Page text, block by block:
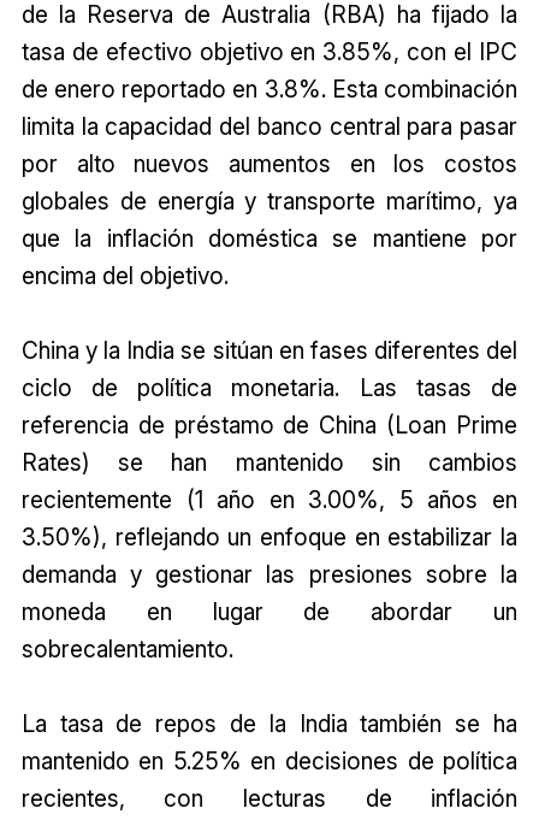
de la Reserva de Australia (RBA) ha fijado la
tasa de efectivo objetivo en 3.85%, con el IPC
de enero reportado en 3.8%. Esta combinación
limita la capacidad del banco central para pasar
por alto nuevos aumentos en los costos
globales de energía y transporte marítimo, ya
que la inflación doméstica se mantiene por
encima del objetivo.
China y la India se sitúan en fases diferentes del
ciclo de política monetaria. Las tasas de
referencia de préstamo de China (Loan Prime
Rates) se han mantenido sin cambios
recientemente (1 año en 3.00%, 5 años en
3.50%), reflejando un enfoque en estabilizar la
demanda y gestionar las presiones sobre la
moneda en lugar de abordar un
sobrecalentamiento.
La tasa de repos de la India también se ha
mantenido en 5.25% en decisiones de política
recientes, con lecturas de inflación